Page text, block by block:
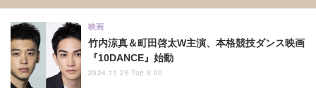
竹内涼真＆町田啓太W主演、本格競技ダンス映画
『10DANCE』始動
映画
2024.11.26 Tue 8:00